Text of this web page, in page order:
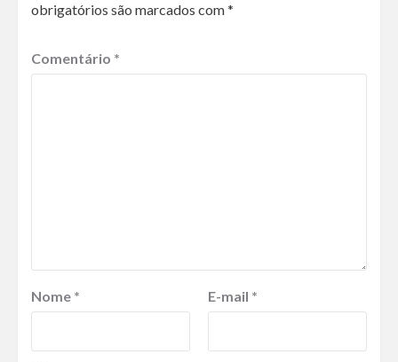
obrigatórios são marcados com*
Comentário *
Nome * E-mail *